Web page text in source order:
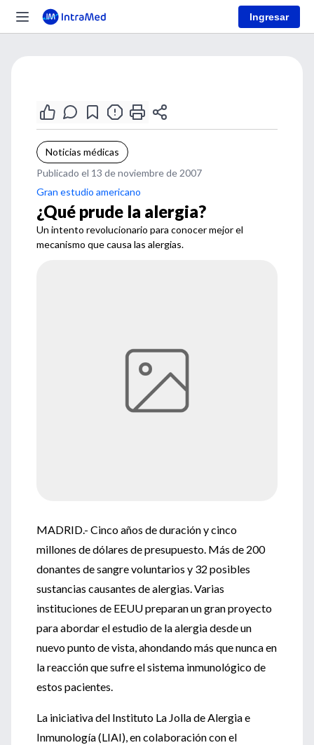
Ingresar
Noticias médicas
Publicado el 13 de noviembre de 2007
Gran estudio americano
¿Qué prude la alergia?
Un intento revolucionario para conocer mejor el
mecanismo que causa las alergias.
MADRID.- Cinco años de duración y cinco
millones de dólares de presupuesto. Más de 200
donantes de sangre voluntarios y 32 posibles
sustancias causantes de alergias. Varias
instituciones de EEUU preparan un gran proyecto
para abordar el estudio de la alergia desde un
nuevo punto de vista, ahondando más que nunca en
la reacción que sufre el sistema inmunológico de
estos pacientes.
La iniciativa del Instituto La Jolla de Alergia e
Inmunología (LIAI), en colaboración con el